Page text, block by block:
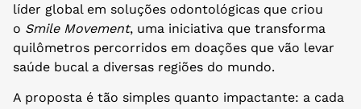
líder global em soluções odontológicas que criou
o Smile Movement, uma iniciativa que transforma
quilômetros percorridos em doações que vão levar
saúde bucal a diversas regiões do mundo.
A proposta é tão simples quanto impactante: a cada